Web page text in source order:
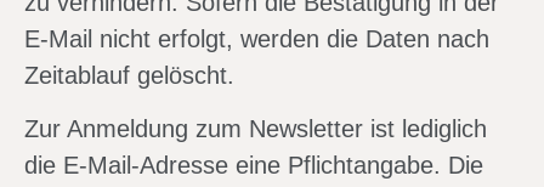
E-Mail nicht erfolgt, werden die Daten nach
Zeitablauf gelöscht.
Zur Anmeldung zum Newsletter ist lediglich
die E-Mail-Adresse eine Pflichtangabe. Die